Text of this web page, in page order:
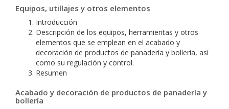
Equipos, utillajes y otros elementos
Introducción
Descripción de los equipos, herramientas y otros
elementos que se emplean en el acabado y
decoración de productos de panadería y bollería, así
como su regulación y control.
Resumen
Acabado y decoración de productos de panadería y
bollería